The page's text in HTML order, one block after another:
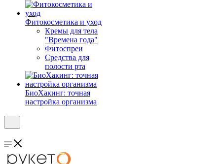
Фитокосметика и уход
Кремы для тела
"Времена года"
Фитоспреи
Средства для
полости рта
БиоХакинг: точная
настройка организма